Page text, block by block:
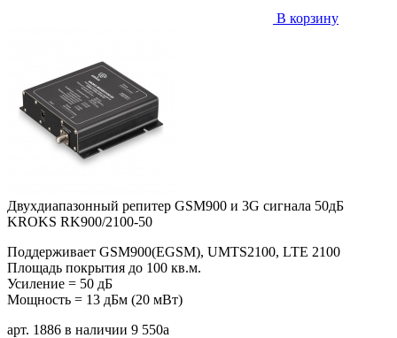
В корзину
Двухдиапазонный репитер GSM900 и 3G сигнала 50дБ
KROKS RK900/2100-50
Поддерживает GSM900(EGSM), UMTS2100, LTE 2100
Площадь покрытия до 100 кв.м.
Усиление = 50 дБ
Мощность = 13 дБм (20 мВт)
арт. 1886 в наличии 9 550a